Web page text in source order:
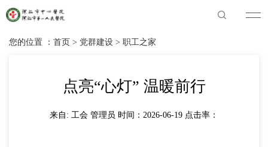
您的位置 ： 首页 > 党群建设 > 职工之家
点亮“心灯” 温暖前行
来自: 工会 管理员 时间：2026-06-19 点击率：